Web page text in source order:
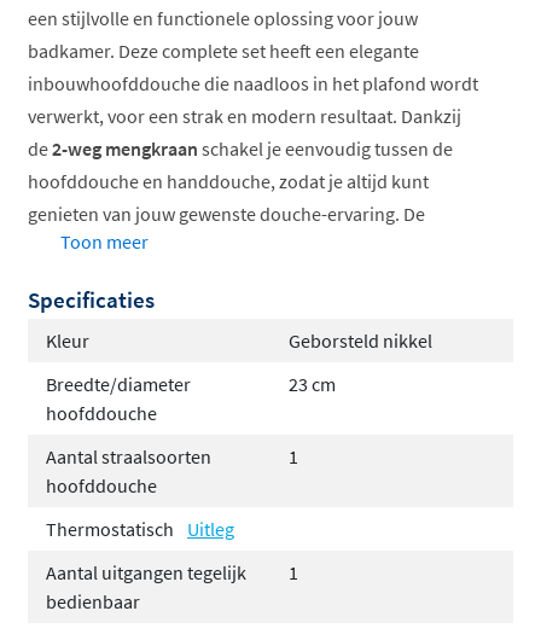
een stijlvolle en functionele oplossing voor jouw
badkamer. Deze complete set heeft een elegante
inbouwhoofddouche die naadloos in het plafond wordt
verwerkt, voor een strak en modern resultaat. Dankzij
de2-weg mengkraan schakel je eenvoudig tussen de
hoofddouche en handdouche, zodat je altijd kunt
genieten van jouw gewenste douche-ervaring. De
temperatuur dien je nog wel handmatig te mengen.
Je kunt de set volledig aanpassen naar jouw smaak met
de volgende opties:
Keuze uit 6 kleuren
Keuze uit 3 verschillende type hoofddouches
Hoofddouchebevestiging via een wandarm of een
plafondbuis, afhankelijk van jouw
badkamerontwerp.
een elegante staafhanddouche of een veelzijdige
Toon meer
Specificaties
Kleur
Geborsteld nikkel
Breedte/diameter
hoofddouche
23 cm
Aantal straalsoorten
hoofddouche
1
Thermostatisch
Uitleg
Aantal uitgangen tegelijk
bedienbaar
1